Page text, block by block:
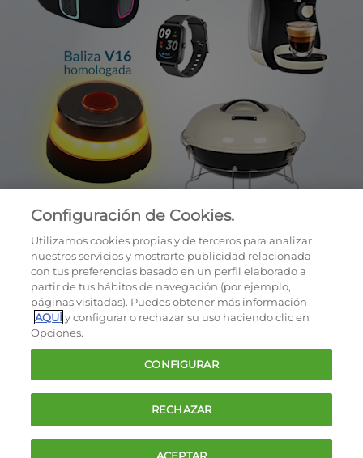
Cookies
Política de privacidad
Términos y condiciones de la oferta
Contacto
FAQ
Configuración de Cookies.
Utilizamos cookies propias y de terceros para analizar
nuestros servicios y mostrarte publicidad relacionada
con tus preferencias basado en un perfil elaborado a
partir de tus hábitos de navegación (por ejemplo,
páginas visitadas). Puedes obtener más información
AQUÍy configurar o rechazar su uso haciendo clic en
Opciones.
CONFIGURAR
RECHAZAR